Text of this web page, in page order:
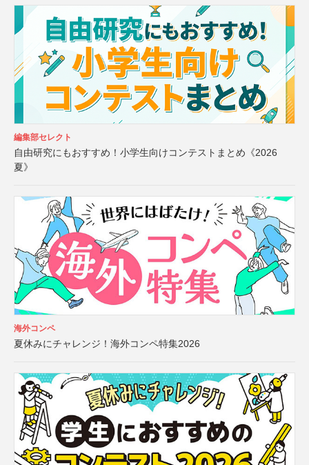
編集部セレクト
自由研究にもおすすめ！小学生向けコンテストまとめ《2026
夏》
海外コンペ
夏休みにチャレンジ！海外コンペ特集2026